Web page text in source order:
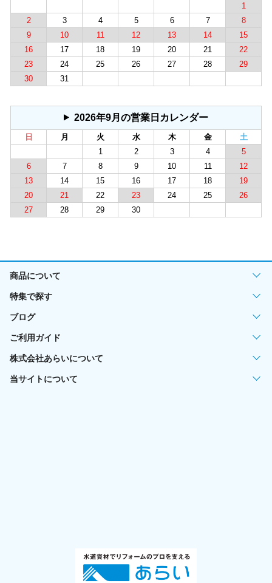
1
2
3 4 5 6 7
8
9
10 11 12 13 14
15
16
17 18 19 20 21
22
23
24 25 26 27 28
29
30
31
2026年9月の営業日カレンダー
日 月 火 水 木 金
土
1
2 3 4
5
6
7 8 9 10 11
12
13
14 15 16 17 18
19
20
21 22 23 24 25
26
27
28 29 30
商品について
特集で探す
ブログ
ご利用ガイド
株式会社あらいについて
当サイトについて